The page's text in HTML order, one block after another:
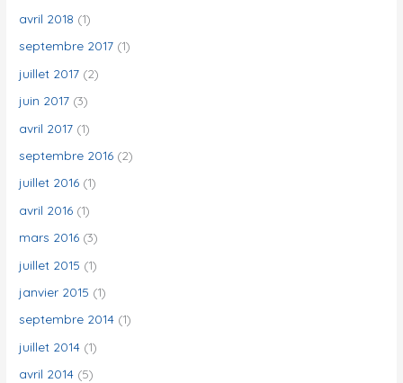
avril 2018 (1)
septembre 2017 (1)
juillet 2017 (2)
juin 2017 (3)
avril 2017 (1)
septembre 2016 (2)
juillet 2016 (1)
avril 2016 (1)
mars 2016 (3)
juillet 2015 (1)
janvier 2015 (1)
septembre 2014 (1)
juillet 2014 (1)
avril 2014 (5)